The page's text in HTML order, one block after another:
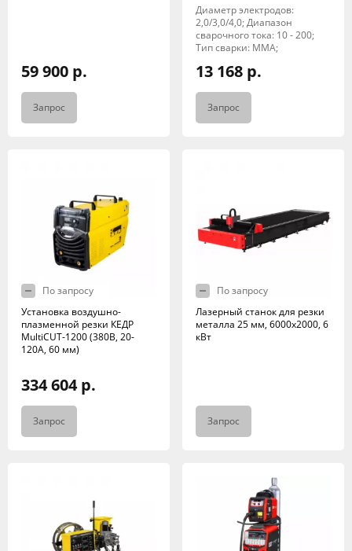
59 900 р.
Запрос
Диаметр электродов:
2,0/3,0/4,0; Диапазон
сварочного тока: 10 - 200;
Тип сварки: MMA;
13 168 р.
Запрос
По запросу
Установка воздушно-
плазменной резки КЕДР
MultiCUT-1200 (380В, 20-
120А, 60 мм)
334 604 р.
Запрос
По запросу
Лазерный станок для резки
металла 25 мм, 6000х2000, 6
кВт
Запрос